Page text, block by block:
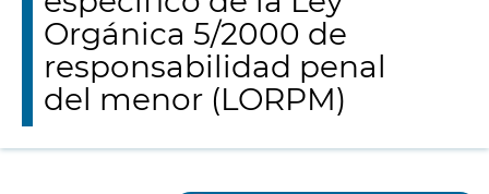
Orgánica 5/2000 de
responsabilidad penal
del menor (LORPM)